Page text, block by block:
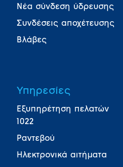
Νέα σύνδεση ύδρευσης
Συνδέσεις αποχέτευσης
Βλάβες
Υπηρεσίες
Εξυπηρέτηση πελατών
1022
Ραντεβού
Ηλεκτρονικά αιτήματα